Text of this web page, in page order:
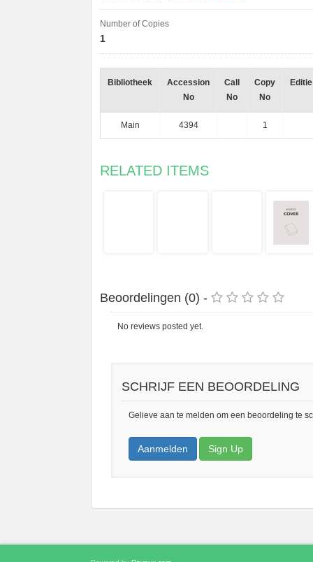
Number of Copies
1
Bibliotheek
Accession
No
Call
No
Copy
No
Editie
Main 4394 1
RELATED ITEMS
Beoordelingen (0) -
No reviews posted yet.
SCHRIJF EEN BEOORDELING
Gelieve aan te melden om een beoordeling te
Aanmelden Sign Up